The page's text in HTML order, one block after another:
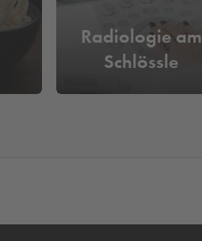
Radiologie am
Schlössle